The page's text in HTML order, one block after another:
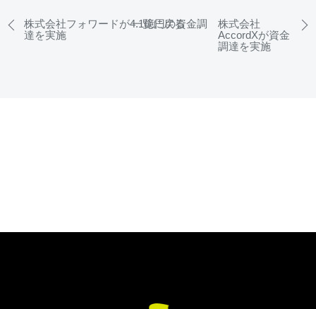
株式会社フォワードが4.1億円の資金調
達を実施
一覧に戻る
株式会社
AccordXが資金
調達を実施